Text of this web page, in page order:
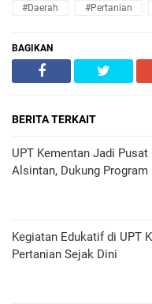
#Daerah #Pertanian
BAGIKAN
BERITA TERKAIT
UPT Kementan Jadi
Alsintan, Dukung Program
Kegiatan Edukatif di UPT
Pertanian Sejak Dini